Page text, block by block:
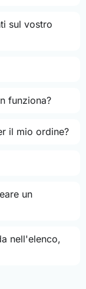
sul vostro
funziona?
il mio ordine?
un
nell'elenco,